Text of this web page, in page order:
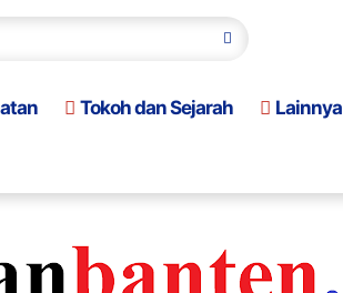
Tokoh dan Sejarah Lainnya